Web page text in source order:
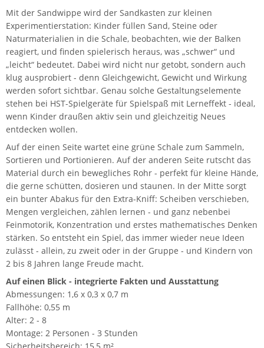
Mit der Sandwippe wird der Sandkasten zur kleinen
Experimentierstation: Kinder füllen Sand, Steine oder
Naturmaterialien in die Schale, beobachten, wie der Balken
reagiert, und finden spielerisch heraus, was „schwer“ und
„leicht“ bedeutet. Dabei wird nicht nur getobt, sondern auch
klug ausprobiert - denn Gleichgewicht, Gewicht und Wirkung
werden sofort sichtbar. Genau solche Gestaltungselemente
stehen bei HST-Spielgeräte für Spielspaß mit Lerneffekt - ideal,
wenn Kinder draußen aktiv sein und gleichzeitig Neues
entdecken wollen.
Auf der einen Seite wartet eine grüne Schale zum Sammeln,
Sortieren und Portionieren. Auf der anderen Seite rutscht das
Material durch ein bewegliches Rohr - perfekt für kleine Hände,
die gerne schütten, dosieren und staunen. In der Mitte sorgt
ein bunter Abakus für den Extra-Kniff: Scheiben verschieben,
Mengen vergleichen, zählen lernen - und ganz nebenbei
Feinmotorik, Konzentration und erstes mathematisches Denken
stärken. So entsteht ein Spiel, das immer wieder neue Ideen
zulässt - allein, zu zweit oder in der Gruppe - und Kindern von
2 bis 8 Jahren lange Freude macht.
Auf einen Blick - integrierte Fakten und Ausstattung
Abmessungen: 1,6 x 0,3 x 0,7 m
Fallhöhe: 0,55 m
Alter: 2 - 8
Montage: 2 Personen - 3 Stunden
Sicherheitsbereich: 15,5 m²